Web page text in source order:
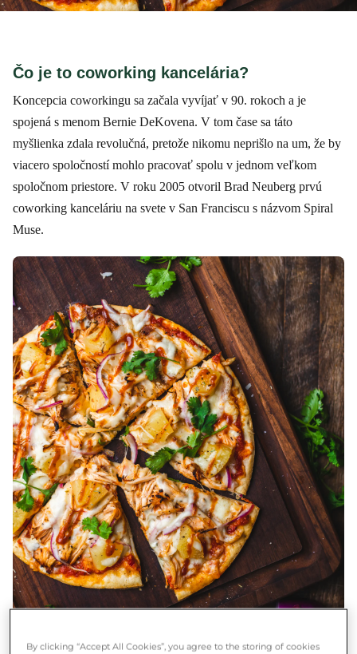
Čo je to coworking kancelária?
Koncepcia coworkingu sa začala vyvíjať v 90. rokoch a je
spojená s menom Bernie DeKovena. V tom čase sa táto
myšlienka zdala revolučná, pretože nikomu neprišlo na um, že by
viacero spoločností mohlo pracovať spolu v jednom veľkom
spoločnom priestore. V roku 2005 otvoril Brad Neuberg prvú
coworking kanceláriu na svete v San Franciscu s názvom Spiral
Muse.
By clicking “Accept All Cookies”, you agree to the storing of cookies